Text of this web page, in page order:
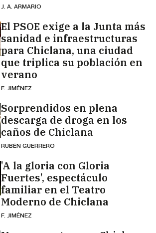
J. A. ARMARIO
El PSOE exige a la Junta más
sanidad e infraestructuras
para Chiclana, una ciudad
que triplica su población en
verano
F. JIMÉNEZ
Sorprendidos en plena
descarga de droga en los
caños de Chiclana
RUBÉN GUERRERO
'A la gloria con Gloria
Fuertes', espectáculo
familiar en el Teatro
Moderno de Chiclana
F. JIMÉNEZ